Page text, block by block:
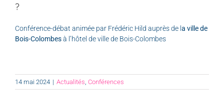
?
Conférence-débat animée par Frédéric Hild auprès de l a ville de
Bois-Colombesà l’hôtel de ville de Bois-Colombes
14 mai 2024 | Actualités Conférences